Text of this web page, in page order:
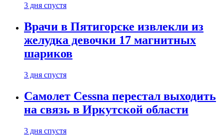
3 дня спустя
Врачи в Пятигорске извлекли из
желудка девочки 17 магнитных
шариков
3 дня спустя
Самолет Cessna перестал выходить
на связь в Иркутской области
3 дня спустя